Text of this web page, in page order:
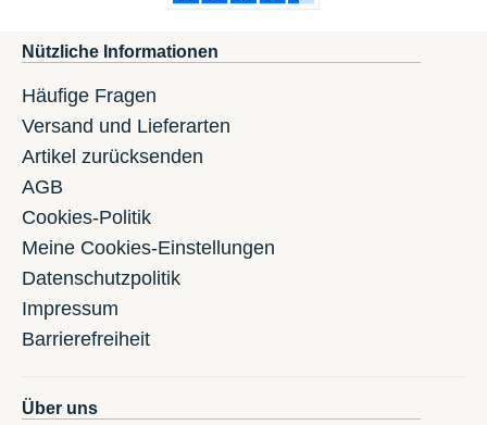
Nützliche Informationen
Häufige Fragen
Versand und Lieferarten
Artikel zurücksenden
AGB
Cookies-Politik
Meine Cookies-Einstellungen
Datenschutzpolitik
Impressum
Barrierefreiheit
Über uns